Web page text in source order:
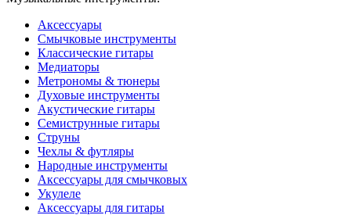
Аксессуары
Смычковые инструменты
Классические гитары
Медиаторы
Метрономы & тюнеры
Духовые инструменты
Акустические гитары
Семиструнные гитары
Струны
Чехлы & футляры
Народные инструменты
Аксессуары для смычковых
Укулеле
Аксессуары для гитары